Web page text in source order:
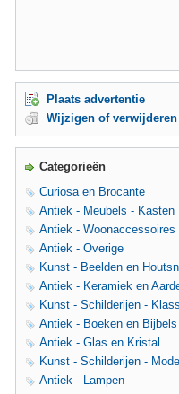
Plaats advertentie
Wijzigen of verwijderen
Categorieën
Curiosa en Brocante
Antiek - Meubels - Kasten
Antiek - Woonaccessoires
Antiek - Overige
Kunst - Beelden en
Antiek - Keramiek en
Kunst - Schilderijen -
Antiek - Boeken en Bijbels
Antiek - Glas en Kristal
Kunst - Schilderijen -
Antiek - Lampen